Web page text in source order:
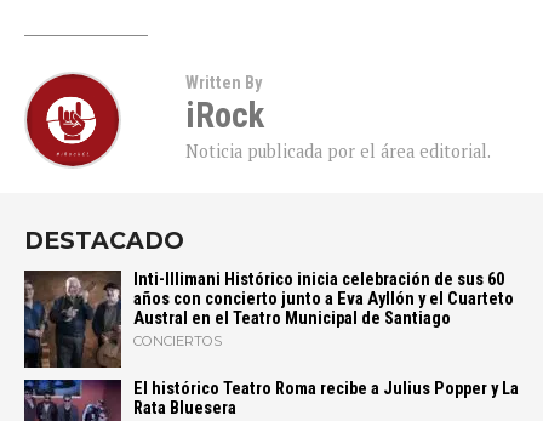
Written By
iRock
Noticia publicada por el área editorial.
DESTACADO
Inti-Illimani Histórico inicia celebración de sus 60
años con concierto junto a Eva Ayllón y el Cuarteto
Austral en el Teatro Municipal de Santiago
CONCIERTOS
El histórico Teatro Roma recibe a Julius Popper y La
Rata Bluesera